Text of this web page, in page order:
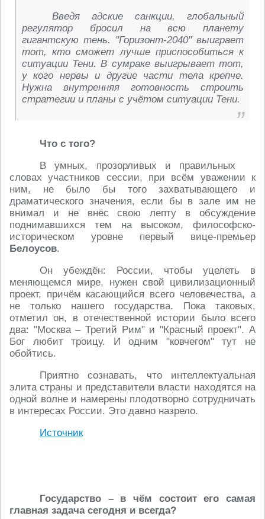
Введя адские санкции, глобальный
регулятор бросил на всю планету
гигантскую тень. "Горизонт-2040" выиграет
тот, кто сможет лучше приспособиться к
ситуации Тени. В сумраке выигрывает тот,
у кого нервы и другие части тела крепче.
Нужна внутренняя готовность строить
стратегии и планы с учётом ситуации Тени.
Что с того?
В умных, прозорливых и правильных
словах участников сессии, при всём уважении к
ним, не было бы того захватывающего и
драматического значения, если бы в зале им не
внимал и не внёс свою лепту в обсуждение
поднимавшихся тем на высоком, философско-
историческом уровне первый вице-премьер
Белоусов.
Он убеждён: России, чтобы уцелеть в
меняющемся мире, нужен свой цивилизационный
проект, причём касающийся всего человечества, а
не только нашего государства. Пока таковых,
отметил он, в отечественной истории было всего
два: "Москва – Третий Рим" и "Красный проект". А
Бог любит троицу. И одним "ковчегом" тут не
обойтись.
Приятно сознавать, что интеллектуальная
элита страны и представители власти находятся на
одной волне и намерены плодотворно сотрудничать
в интересах России. Это давно назрело.
Источник
Государство – в чём состоит его самая
главная задача сегодня и всегда?